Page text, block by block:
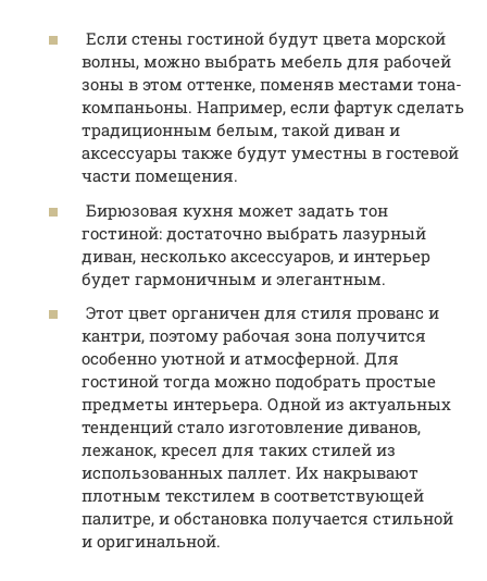
Если стены гостиной будут цвета морской
волны, можно выбрать мебель для рабочей
зоны в этом оттенке, поменяв местами тона-
компаньоны. Например, если фартук сделать
традиционным белым, такой диван и
аксессуары также будут уместны в гостевой
части помещения.
Бирюзовая кухня может задать тон
гостиной: достаточно выбрать лазурный
диван, несколько аксессуаров, и интерьер
будет гармоничным и элегантным.
Этот цвет органичен для стиля прованс и
кантри, поэтому рабочая зона получится
особенно уютной и атмосферной. Для
гостиной тогда можно подобрать простые
предметы интерьера. Одной из актуальных
тенденций стало изготовление диванов,
лежанок, кресел для таких стилей из
использованных паллет. Их накрывают
плотным текстилем в соответствующей
палитре, и обстановка получается стильной
и оригинальной.